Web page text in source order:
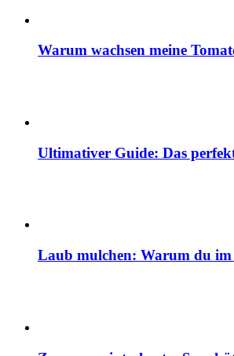
Warum wachsen meine
Ultimativer Guide: Das
Laub mulchen: Warum du im